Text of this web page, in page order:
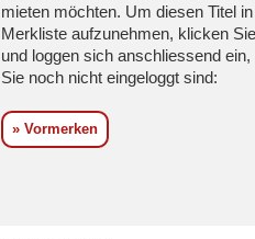
mieten möchten. Um diesen Titel
Merkliste aufzunehmen, klicken
und loggen sich anschliessend ein,
Sie noch nicht eingeloggt sind:
» Vormerken